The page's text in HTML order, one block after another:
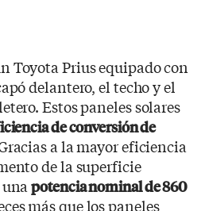
Toyota Prius equipado con
delantero, el techo y el
Estos paneles solares
de conversión de
a la mayor eficiencia
de la superficie
unapotencia nominal de 860
más que los paneles